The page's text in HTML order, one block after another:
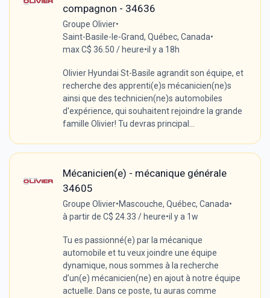
compagnon - 34636
Groupe Olivier•
Saint-Basile-le-Grand, Québec, Canada•
max C$ 36.50 / heure•il y a 18h
Olivier Hyundai St-Basile agrandit son équipe, et
recherche des apprenti(e)s mécanicien(ne)s
ainsi que des technicien(ne)s automobiles
d'expérience, qui souhaitent rejoindre la grande
famille Olivier! Tu devras principal...
Mécanicien(e) - mécanique générale
34605
Groupe Olivier•Mascouche, Québec, Canada•
à partir de C$ 24.33 / heure•il y a 1w
Tu es passionné(e) par la mécanique
automobile et tu veux joindre une équipe
dynamique, nous sommes à la recherche
d’un(e) mécanicien(ne) en ajout à notre équipe
actuelle. Dans ce poste, tu auras comme